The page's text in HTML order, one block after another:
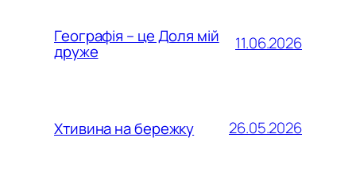
Географія – це Доля мій
друже 11.06.2026
Хтивина на бережку 26.05.2026